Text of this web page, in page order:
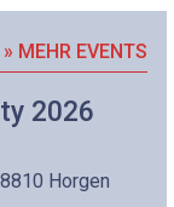
» MEHR EVENTS
2026
Horgen